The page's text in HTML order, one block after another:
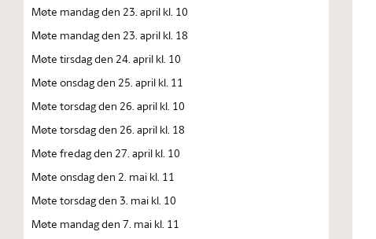
Møte mandag den 23. april kl. 10
Møte mandag den 23. april kl. 18
Møte tirsdag den 24. april kl. 10
Møte onsdag den 25. april kl. 11
Møte torsdag den 26. april kl. 10
Møte torsdag den 26. april kl. 18
Møte fredag den 27. april kl. 10
Møte onsdag den 2. mai kl. 11
Møte torsdag den 3. mai kl. 10
Møte mandag den 7. mai kl. 11